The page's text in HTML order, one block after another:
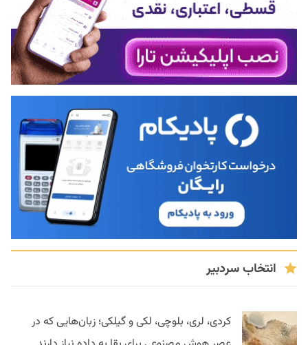
انتخاب سردبیر
کردی، لری، بلوچی، لکی و گیلکی؛ زبان‌هایی که در